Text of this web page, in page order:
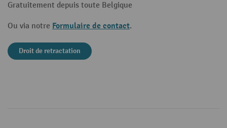
Gratuitement depuis toute Belgique
Ou via notre Formulaire de contact.
Droit de retractation